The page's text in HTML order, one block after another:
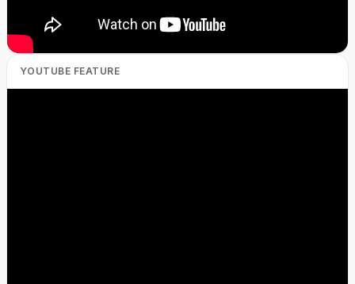
YOUTUBE FEATURE